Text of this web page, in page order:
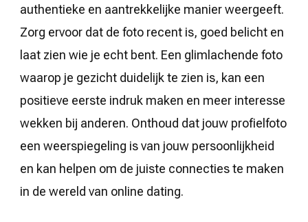
authentieke en aantrekkelijke manier weergeeft.
Zorg ervoor dat de foto recent is, goed belicht en
laat zien wie je echt bent. Een glimlachende foto
waarop je gezicht duidelijk te zien is, kan een
positieve eerste indruk maken en meer interesse
wekken bij anderen. Onthoud dat jouw profielfoto
een weerspiegeling is van jouw persoonlijkheid
en kan helpen om de juiste connecties te maken
in de wereld van online dating.